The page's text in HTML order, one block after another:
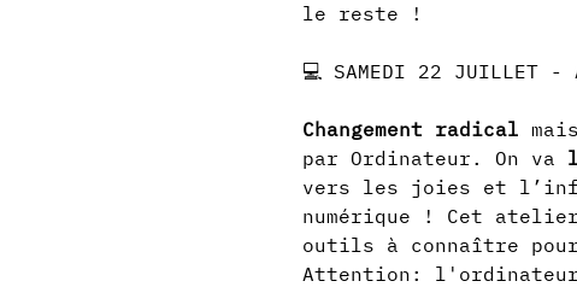
le reste !
Changement radical
par Ordinateur. On va
vers les joies et
numérique ! Cet
outils à connaître
Attention: